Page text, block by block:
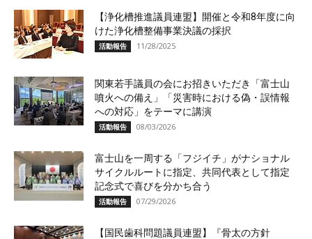
【浄化槽推進議員連盟】開催と令和8年度に向
けた浄化槽整備事業決議の採択
活動報告 11/28/2025
関東若手議員の会にお招きいただき「富士山
噴火への備え」「災害時における偽・誤情報
への対応」をテーマに講演
活動報告 08/03/2026
富士山を一周する「フジイチ」がナショナル
サイクルルートに指定、共同代表として指定
記念式で喜びを分かち合う
活動報告 07/29/2026
【国民歯科問題議員連盟】『骨太の方針